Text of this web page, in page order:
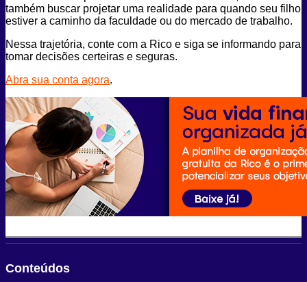
também buscar projetar uma realidade para quando seu filho
estiver a caminho da faculdade ou do mercado de trabalho.
Nessa trajetória, conte com a Rico e siga se informando para
tomar decisões certeiras e seguras.
Abra sua conta agora.
Conteúdos